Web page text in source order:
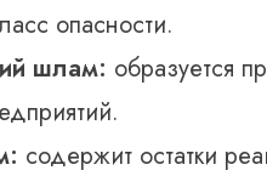
опасности.
шлам: образуется
содержит остатки